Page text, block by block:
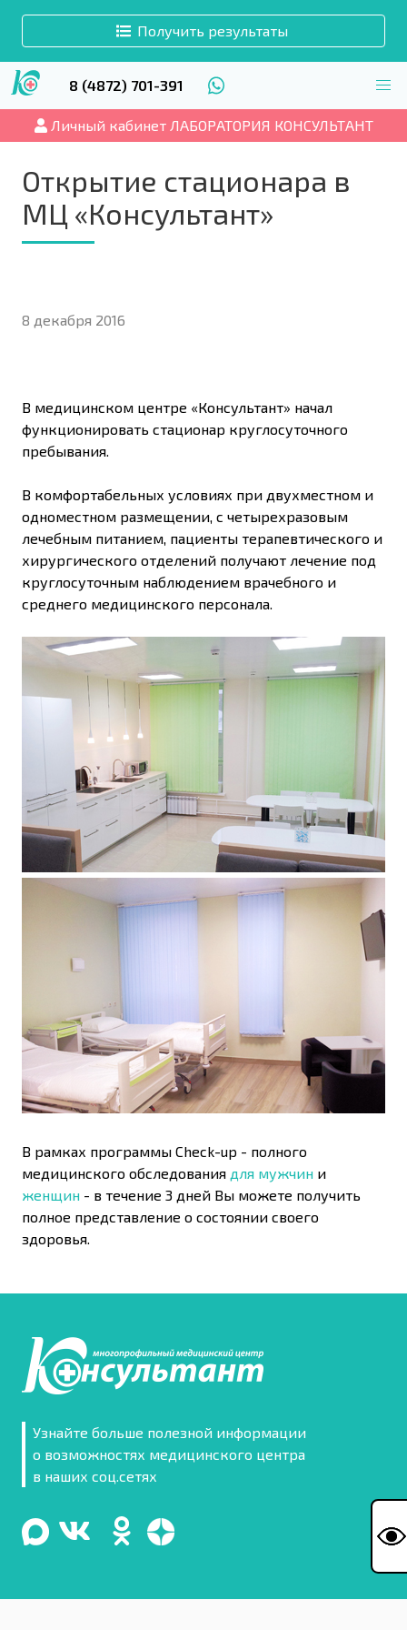
Получить результаты
8 (4872) 701-391
Личный кабинет ЛАБОРАТОРИЯ КОНСУЛЬТАНТ
Открытие стационара в
МЦ «Консультант»
8 декабря 2016
В медицинском центре «Консультант» начал
функционировать стационар круглосуточного
пребывания.
В комфортабельных условиях при двухместном и
одноместном размещении, с четырехразовым
лечебным питанием, пациенты терапевтического и
хирургического отделений получают лечение под
круглосуточным наблюдением врачебного и
среднего медицинского персонала.
В рамках программы Check-up - полного
медицинского обследования для мужчин и
женщин - в течение 3 дней Вы можете получить
полное представление о состоянии своего
здоровья.
Узнайте больше полезной информации
о возможностях медицинского центра
в наших соц.сетях